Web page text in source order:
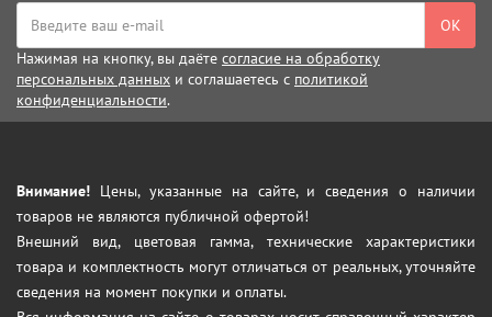
ОК
Нажимая на кнопку, вы даёте согласие на обработку
персональных данных и соглашаетесь с политикой
конфиденциальности.
Внимание! Цены, указанные на сайте, и сведения о наличии
товаров не являются публичной офертой!
Внешний вид, цветовая гамма, технические характеристики
товара и комплектность могут отличаться от реальных, уточняйте
сведения на момент покупки и оплаты.